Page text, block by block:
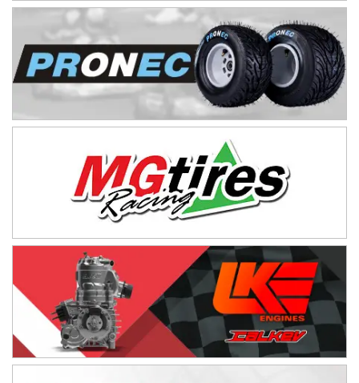
SUR ENTRERRIANO - F6
Nogoyá (Entre Ríos)
RIOJANO - F6
Ciudad de La Rioja (Asfalto)
Centenario (Neuquén)
CENTRO BONAERENSE - F6
Emilio Parisi (Tierra)
25 de Mayo (Buenos Aires)